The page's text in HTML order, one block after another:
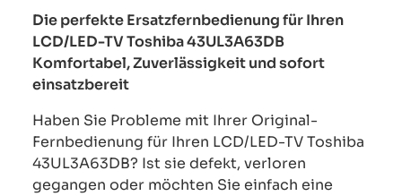
Die perfekte Ersatzfernbedienung für Ihren
LCD/LED-TV Toshiba 43UL3A63DB
Komfortabel, Zuverlässigkeit und sofort
einsatzbereit
Haben Sie Probleme mit Ihrer Original-
Fernbedienung für Ihren LCD/LED-TV Toshiba
43UL3A63DB? Ist sie defekt, verloren
gegangen oder möchten Sie einfach eine